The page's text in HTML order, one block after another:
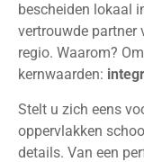
bescheiden lokaal
vertrouwde partner
regio. Waarom?
kernwaarden:
Stelt u zich eens
oppervlakken
details. Van een